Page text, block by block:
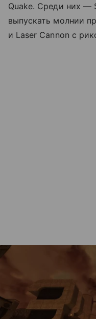
Quake. Среди них —
выпускать молнии
и Laser Cannon с